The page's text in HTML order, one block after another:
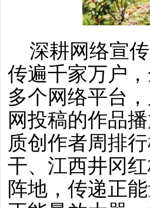
深耕网络宣
传遍千家万户
多个网络平台
网投稿的作品
质创作者周排
干、江西井冈
阵地，传递正